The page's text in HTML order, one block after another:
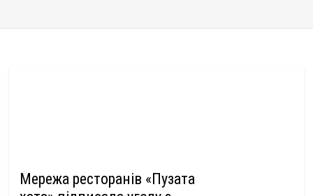
Мережа ресторанів «Пузата